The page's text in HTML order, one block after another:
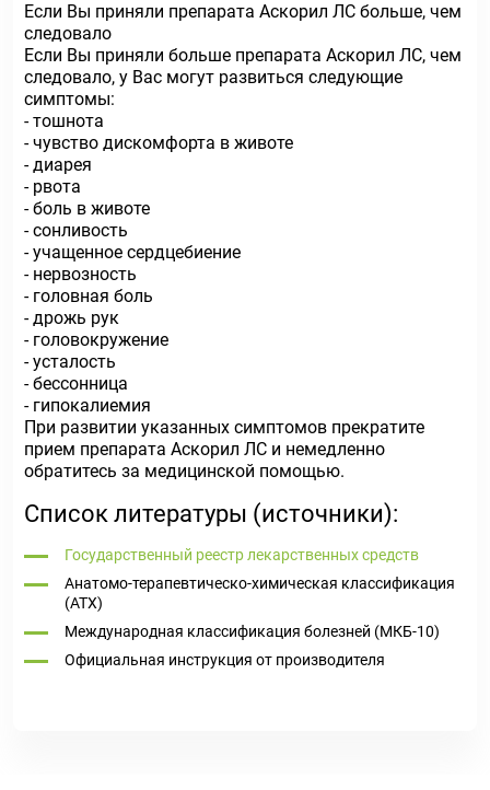
Если Вы приняли препарата Аскорил ЛС больше, чем
следовало
Если Вы приняли больше препарата Аскорил ЛС, чем
следовало, у Вас могут развиться следующие
симптомы:
- тошнота
- чувство дискомфорта в животе
- диарея
- рвота
- боль в животе
- сонливость
- учащенное сердцебиение
- нервозность
- головная боль
- дрожь рук
- головокружение
- усталость
- бессонница
- гипокалиемия
При развитии указанных симптомов прекратите
прием препарата Аскорил ЛС и немедленно
обратитесь за медицинской помощью.
Список литературы (источники):
Государственный реестр лекарственных средств
Анатомо-терапевтическо-химическая классификация
(ATX)
Международная классификация болезней (МКБ-10)
Официальная инструкция от производителя